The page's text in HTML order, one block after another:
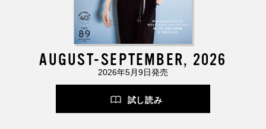
AUGUST-SEPTEMBER, 2026
2026年5月9日発売
試し読み